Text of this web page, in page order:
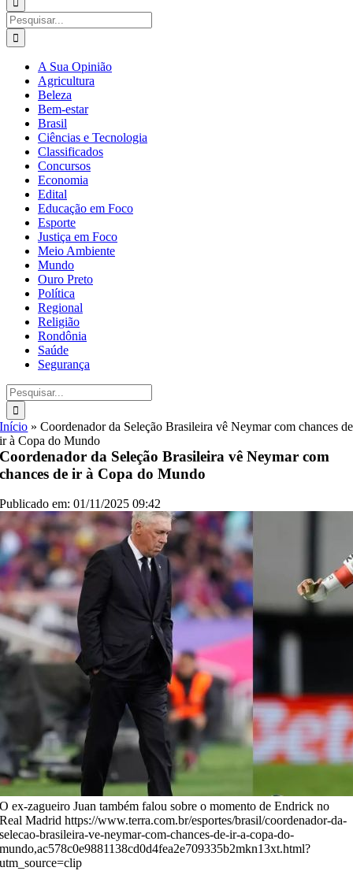
para:
Buscar
resultados
para:
A Sua Opinião
Agricultura
Beleza
Bem-estar
Brasil
Ciências e Tecnologia
Classificados
Concursos
Economia
Edital
Educação em Foco
Esporte
Justiça em Foco
Meio Ambiente
Mundo
Ouro Preto
Política
Regional
Religião
Rondônia
Saúde
Segurança
Buscar
resultados
para:
Início »Coordenador da Seleção Brasileira vê Neymar com chances de
ir à Copa do Mundo
Coordenador da Seleção Brasileira vê Neymar com
chances de ir à Copa do Mundo
Publicado em: 01/11/2025 09:42
O ex-zagueiro Juan também falou sobre o momento de Endrick no
Real Madrid https://www.terra.com.br/esportes/brasil/coordenador-da-
selecao-brasileira-ve-neymar-com-chances-de-ir-a-copa-do-
mundo,ac578c0e9881138cd0d4fea2e709335b2mkn13xt.html?
utm_source=clip